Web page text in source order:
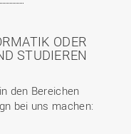
ODER
STUDIEREN
den Bereichen
bei uns machen: